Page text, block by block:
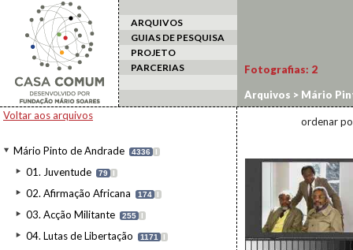
ARQUIVOS
GUIAS DE PESQUISA
PROJETO
PARCERIAS
Voltar aos arquivos
Mário Pinto de Andrade 4336 I
01. Juventude 79 I
02. Afirmação Africana 174 I
03. Acção Militante 255 I
04. Lutas de Libertação 1171 I
Fotografias: 2
Arquivos > Mário
ordenar